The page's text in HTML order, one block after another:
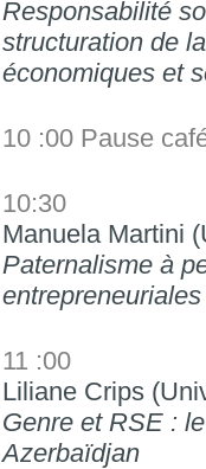
Responsabilité
structuration de
économiques et
10 :00 Pause
10:30
Manuela Martini
Paternalisme à
11 :00
Liliane Crips
Genre et RSE :
Azerbaïdjan